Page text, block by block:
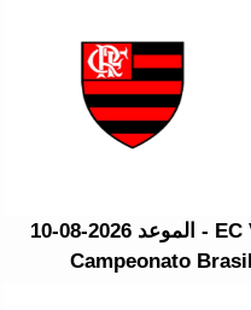
مباراة CR Flamengo ضد EC Vitória - الموعد 2026-08-10